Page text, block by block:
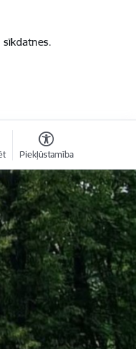
Piekļūstamība